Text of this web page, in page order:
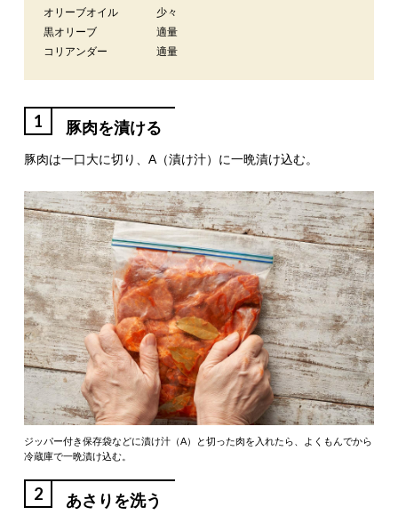
オリーブオイル
少々
黒オリーブ
適量
コリアンダー
適量
1 豚肉を漬ける
豚肉は一口大に切り、A（漬け汁）に一晩漬け込む。
ジッパー付き保存袋などに漬け汁（A）と切った肉を入れたら、よくもんでから
冷蔵庫で一晩漬け込む。
2 あさりを洗う